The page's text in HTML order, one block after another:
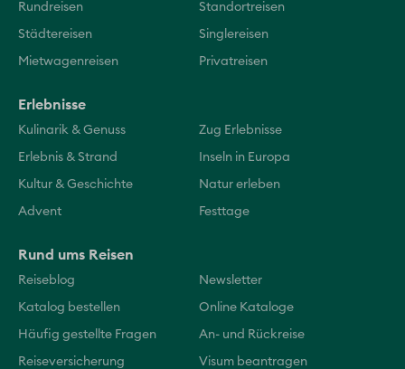
Rundreisen Standortreisen
Städtereisen Singlereisen
Mietwagenreisen Privatreisen
Erlebnisse
Kulinarik & Genuss Zug Erlebnisse
Erlebnis & Strand Inseln in Europa
Kultur & Geschichte Natur erleben
Advent Festtage
Rund ums Reisen
Reiseblog Newsletter
Katalog bestellen Online Kataloge
Häufig gestellte Fragen An- und Rückreise
Reiseversicherung Visum beantragen